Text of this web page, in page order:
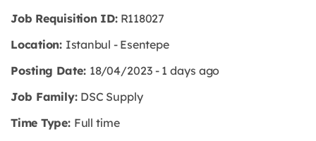
Job Requisition ID:R118027
Location: Istanbul - Esentepe
Posting Date: 18/04/2023 - 1 days ago
Job Family:DSC Supply
Time Type: Full time